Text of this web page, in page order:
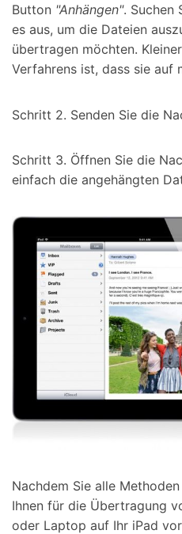
Button "Anhängen". Suchen
es aus, um die Dateien
übertragen möchten.
Verfahrens ist, dass sie auf
Schritt 2. Senden Sie die
Schritt 3. Öffnen Sie die
einfach die angehängten
Nachdem Sie alle
Ihnen für die Übertragung
oder Laptop auf Ihr iPad